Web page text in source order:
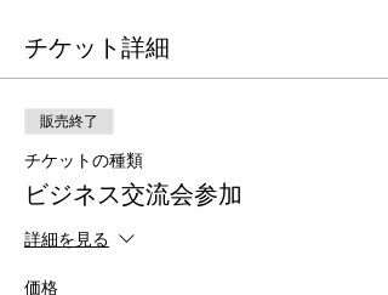
チケット詳細
販売終了
チケットの種類
ビジネス交流会参加
詳細を見る
価格